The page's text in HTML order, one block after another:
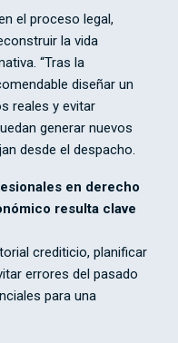
el proceso legal,
la vida
“Tras la
diseñar un
reales y evitar
generar nuevos
desde el despacho.
en derecho
resulta clave
crediticio, planificar
errores del pasado
para una